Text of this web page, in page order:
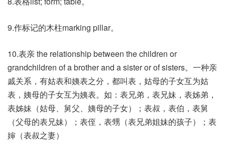
9.作标记的木柱marking pillar。
10.表亲 the relationship between the children or
grandchildren of a brother and a sister or of sisters。一种亲
戚关系，有姑表和姨表之分，都叫表，姑母的子女互为姑
表，姨母的子女互为姨表。如：表兄弟，表兄妹，表姊弟，
表姊妹（姑母、舅父、姨母的子女）；表叔，表伯，表舅
（父母的表兄妹）；表侄，表甥（表兄弟姐妹的孩子）；表
婶（表叔之妻）